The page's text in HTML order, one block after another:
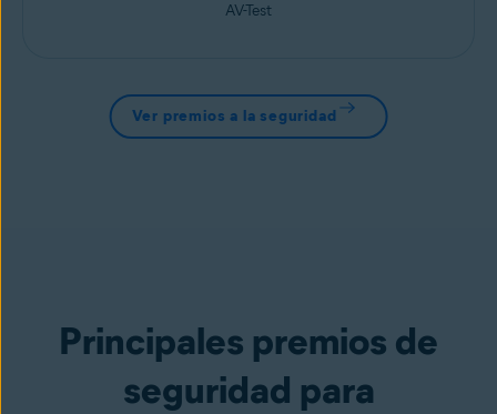
AV-Test
Ver premios a la seguridad
Principales premios de
seguridad para